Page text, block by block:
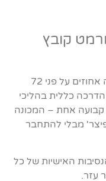
קובץ
*טבלה זו משתמשת בריבית של חמישה אחוזים על פני 72
כדי לספק הדרכה כללית בהליכי
קבועה אחת – המכונה
מבלי להתחבר
האישיות של כל
עזר.